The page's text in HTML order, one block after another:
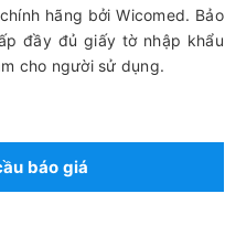
hãng bởi Wicomed. Bảo
đầy đủ giấy tờ nhập khẩu
cho người sử dụng.
báo giá